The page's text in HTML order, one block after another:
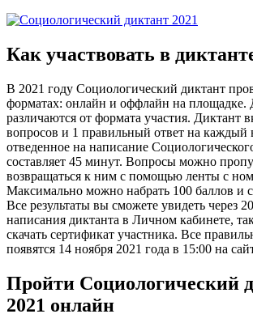
Как участвовать в
В 2021 году Социологический диктант
форматах: онлайн и оффлайн на площадке.
различаются от формата участия. Диктант
вопросов и 1 правильный ответ на каждый
отведенное на написание
составляет 45 минут. Вопросы можно
возвращаться к ним с помощью ленты с
Максимально можно набрать 100 баллов и
Все результаты вы сможете увидеть через
написания диктанта в Личном кабинете,
скачать сертификат участника. Все
появятся 14 ноября 2021 года в 15:00 на
Пройти Социологический
2021 онлайн